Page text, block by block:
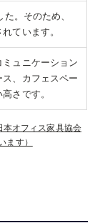
。そのため、
ています。
ュニケーション
、カフェスペー
さです。
本オフィス家具協会
ます）